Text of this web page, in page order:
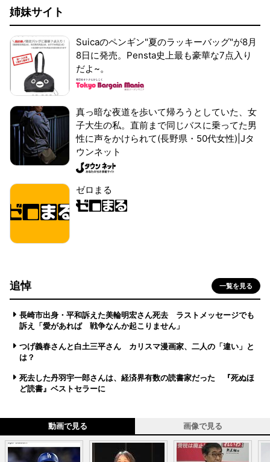
姉妹サイト
Suicaのペンギン"夏のラッキーバッグ"が8月
8日に発売。Pensta史上最も豪華な7点入り
だよ~。
真っ暗な夜道を歩いて帰ろうとしていた、女
子大生の私。直前まで同じバスに乗ってた男
性に声をかけられて(長野県・50代女性)|Jタ
ウンネット
ゼロまる
追悼 一覧を見る
長崎市出身・平和訴えた美輪明宏さん死去 ラストメッセージでも
訴え「愛があれば 戦争なんか起こりません」
つげ義春さんと白土三平さん カリスマ漫画家、二人の「違い」と
は？
死去した丹羽宇一郎さんは、経済界有数の読書家だった 『死ぬほ
ど読書』ベストセラーに
動画で見る 画像で見る